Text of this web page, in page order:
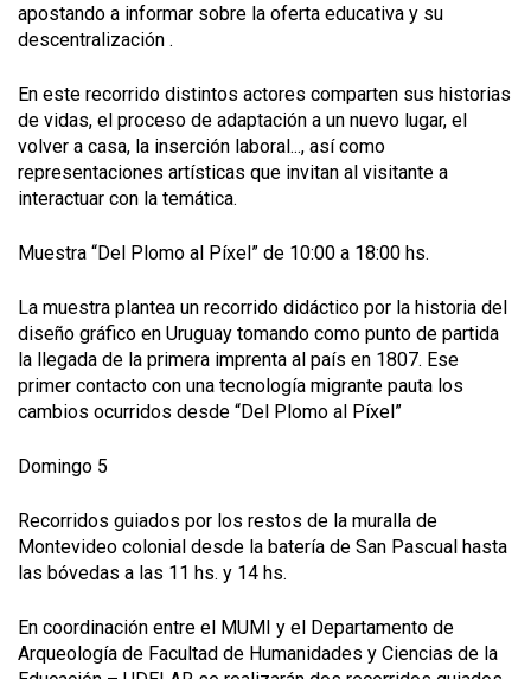
apostando a informar sobre la oferta educativa y su
descentralización .
En este recorrido distintos actores comparten sus historias
de vidas, el proceso de adaptación a un nuevo lugar, el
volver a casa, la inserción laboral..., así como
representaciones artísticas que invitan al visitante a
interactuar con la temática.
Muestra “Del Plomo al Píxel” de 10:00 a 18:00 hs.
La muestra plantea un recorrido didáctico por la historia del
diseño gráfico en Uruguay tomando como punto de partida
la llegada de la primera imprenta al país en 1807. Ese
primer contacto con una tecnología migrante pauta los
cambios ocurridos desde “Del Plomo al Píxel”
Domingo 5
Recorridos guiados por los restos de la muralla de
Montevideo colonial desde la batería de San Pascual hasta
las bóvedas a las 11 hs. y 14 hs.
En coordinación entre el MUMI y el Departamento de
Arqueología de Facultad de Humanidades y Ciencias de la